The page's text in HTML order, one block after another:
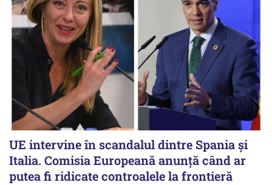
UE intervine în scandalul dintre Spania și
Italia. Comisia Europeană anunță când ar
putea fi ridicate controalele la frontieră